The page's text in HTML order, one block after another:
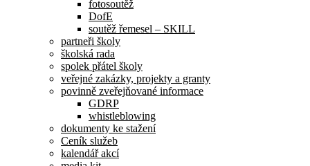
fotosoutěž
DofE
soutěž řemesel – SKILL
partneři školy
školská rada
spolek přátel školy
veřejné zakázky, projekty a granty
povinně zveřejňované informace
GDRP
whistleblowing
dokumenty ke stažení
Ceník služeb
kalendář akcí